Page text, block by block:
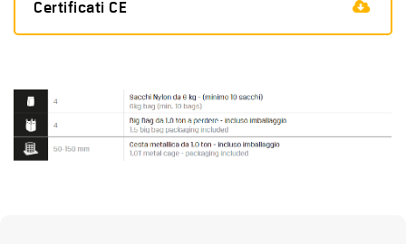
Certificati CE